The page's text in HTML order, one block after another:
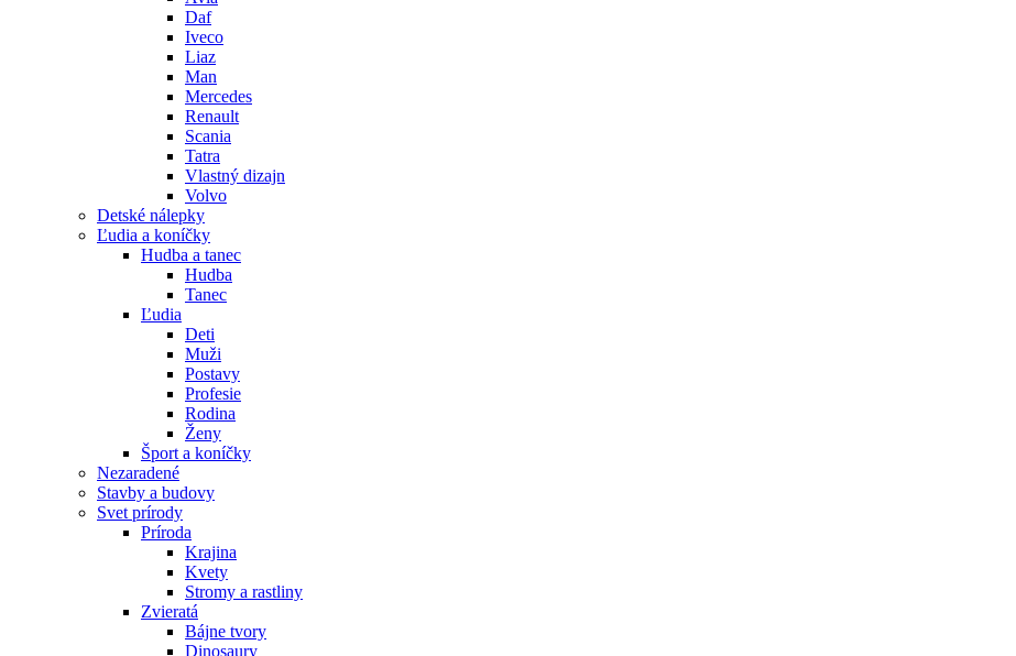
Daf
Iveco
Liaz
Man
Mercedes
Renault
Scania
Tatra
Vlastný dizajn
Volvo
Detské nálepky
Ľudia a koníčky
Hudba a tanec
Hudba
Tanec
Ľudia
Deti
Muži
Postavy
Profesie
Rodina
Ženy
Šport a koníčky
Nezaradené
Stavby a budovy
Svet prírody
Príroda
Krajina
Kvety
Stromy a rastliny
Zvieratá
Bájne tvory
Dinosaury